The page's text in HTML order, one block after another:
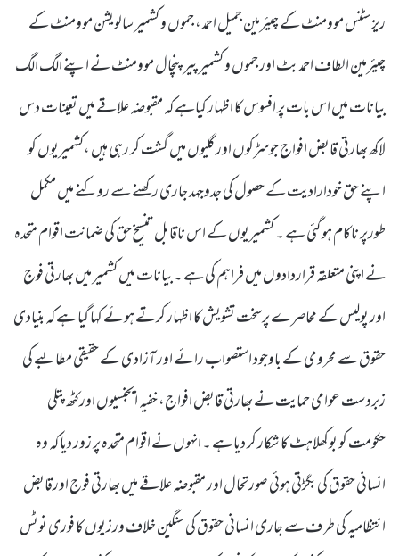
ریزسٹنس موومنٹ کے چیئرمین جمیل احمد، جموں و کشمیر سالویشن موومنٹ کے
چیئرمین الطاف احمد بٹ اور جموں و کشمیر پیرپنچال موومنٹ نے اپنے الگ الگ
بیانات میں اس بات پر افسوس کا اظہار کیاہے کہ مقبوضہ علاقے میں تعینات دس
لاکھ بھارتی قابض افواج جوسڑکوں اور گلیوں میں گشت کر رہی ہیں ،کشمیریوں کو
اپنے حق خودارادیت کے حصول کی جدوجہد جاری رکھنے سے روکنے میں مکمل
طورپر ناکام ہو گئی ہے ۔ کشمیریوں کے اس ناقابل تنسیخ حق کی ضمانت اقوام متحدہ
نے اپنی متعلقہ قراردادوں میں فراہم کی ہے ۔ بیانات میں کشمیر میں بھارتی فوج
اور پولیس کے محاصرے پرسخت تشویش کا اظہار کرتے ہوئے کہا گیا ہے کہ بنیادی
حقوق سے محرومی کے باوجود استصواب رائے اور آزادی کے حقیقی مطالبے کی
زبردست عوامی حمایت نے بھارتی قابض افواج، خفیہ ایجنسیوں اور کٹھ پتلی
حکومت کو بوکھلاہٹ کا شکار کر دیا ہے ۔ انہوں نے اقوام متحدہ پر زور دیا کہ وہ
انسانی حقوق کی بگڑتی ہوئی صورتحال اور مقبوضہ علاقے میں بھارتی فوج اورقابض
انتظامیہ کی طر ف سے جاری انسانی حقوق کی سنگین خلاف ورزیوں کا فوری نوٹس